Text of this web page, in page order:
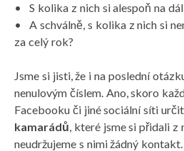
• S kolika z nich si alespoň na
• A schválně, s kolika z nich si
za celý rok?
Jsme si jisti, že i na poslední
nenulovým číslem. Ano, skoro
Facebooku či jiné sociální síti
kamarádů, které jsme si přidali z
neudržujeme s nimi žádný kontakt.